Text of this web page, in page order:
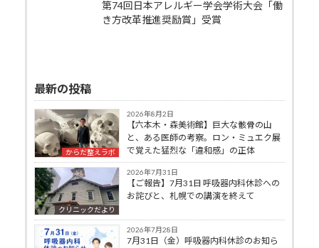
第74回日本アレルギー学会学術大会「働
き方改革推進奨励賞」受賞
最新の投稿
からだ整えラボ
2026年8月2日
【六本木・森美術館】巨大な骸骨の山
と、ある医師の考察。ロン・ミュエク展
で覚えた猛烈な「違和感」の正体
クリニックだより
2026年7月31日
【ご報告】7月31日 呼吸器内科休診への
お詫びと、札幌での講演を終えて
2026年7月28日
7月31日（金）呼吸器内科休診のお知ら